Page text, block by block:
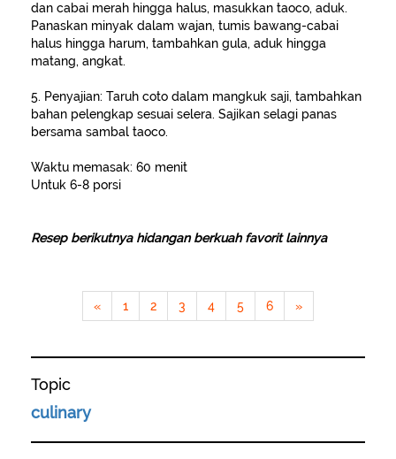
dan cabai merah hingga halus, masukkan taoco, aduk.
Panaskan minyak dalam wajan, tumis bawang-cabai
halus hingga harum, tambahkan gula, aduk hingga
matang, angkat.
5. Penyajian: Taruh coto dalam mangkuk saji, tambahkan
bahan pelengkap sesuai selera. Sajikan selagi panas
bersama sambal taoco.
Waktu memasak: 60 menit
Untuk 6-8 porsi
Resep berikutnya hidangan berkuah favorit lainnya
« 1 2 3 4 5 6 »
Topic
culinary